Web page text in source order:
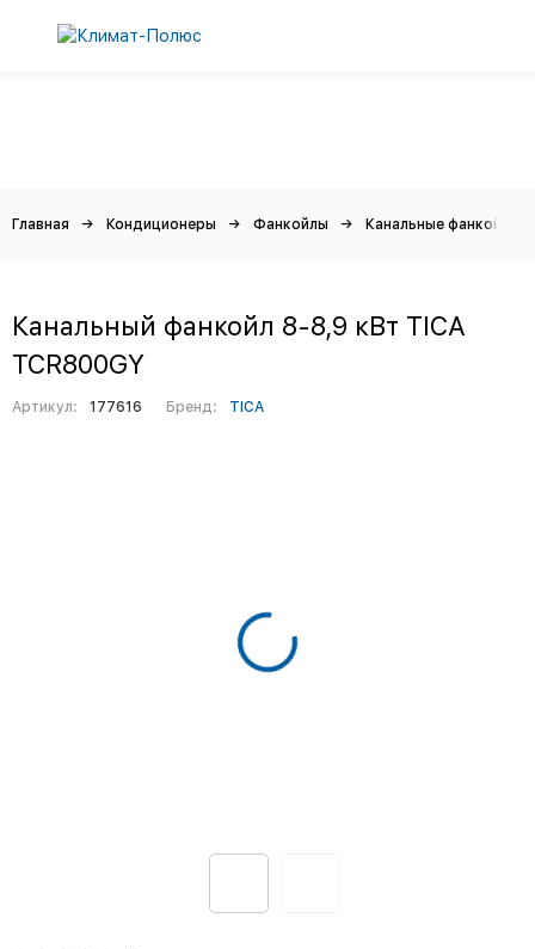
Главная Кондиционеры Фанкойлы Канальные фанкойлы
Канальный фанкойл 8-8,9 кВт TICA
TCR800GY
Артикул: 177616 Бренд: TICA